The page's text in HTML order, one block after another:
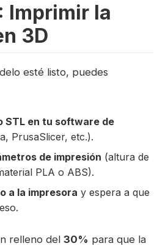
Imprimir la
3D
esté listo, puedes
STL en tu software de
PrusaSlicer, etc.).
de impresión (altura de
PLA o ABS).
a la impresora y espera a que
relleno del 30% para que la